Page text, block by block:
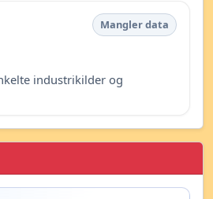
Mangler data
industrikilder og